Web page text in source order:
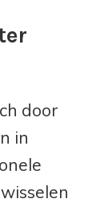
door
in